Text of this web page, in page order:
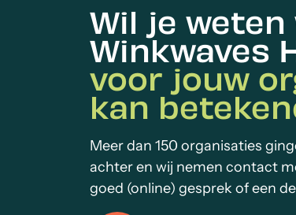
Wil je
Winkwaves
voor jouw
kan
Meer dan 150 organisaties
achter en wij nemen contact
goed (online) gesprek of een